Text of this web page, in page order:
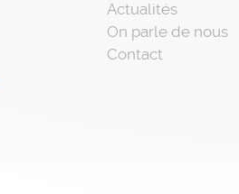
Actualités
On parle de nous
Contact